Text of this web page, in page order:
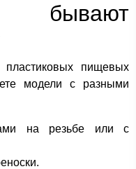
пищевых
модели с разными
на резьбе или с